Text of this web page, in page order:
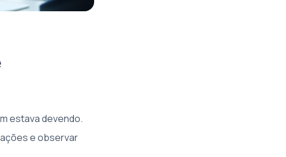
estava devendo.
e observar